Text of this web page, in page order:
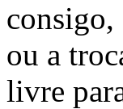
consigo,
ou a
livre